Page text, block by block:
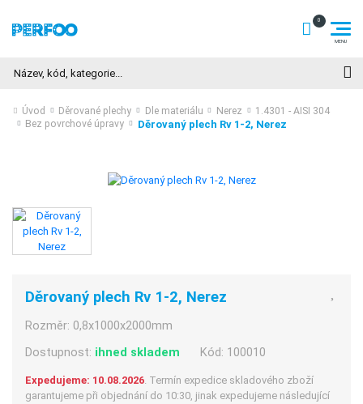
Úvod Děrované plechy Dle materiálu Nerez
1.4301 - AISI 304
Bez povrchové úpravy
Děrovaný plech Rv 1-2, Nerez
Děrovaný plech Rv 1-2, Nerez
Rozměr: 0,8x1000x2000mm
Dostupnost: ihned skladem Kód: 100010
Expedujeme: 10.08.2026. Termín expedice skladového zboží
garantujeme při objednání do 10:30, jinak expedujeme následující